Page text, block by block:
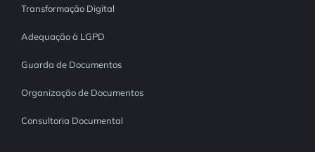
Transformação Digital
Adequação à LGPD
Guarda de Documentos
Organização de Documentos
Consultoria Documental